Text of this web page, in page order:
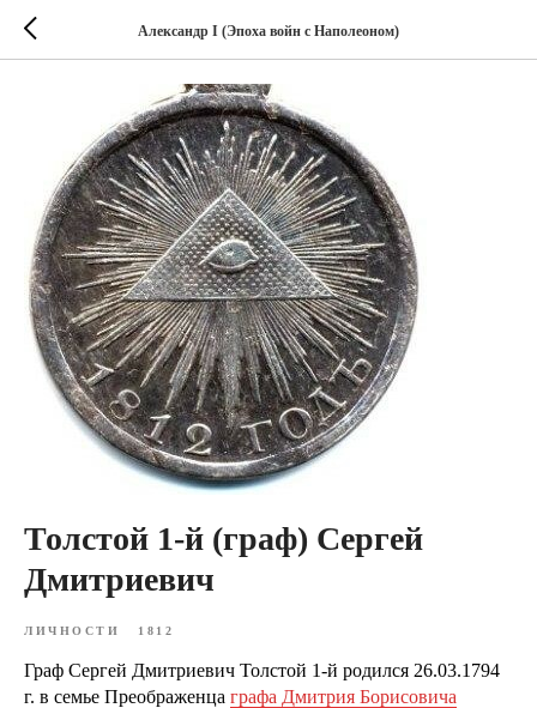
Александр I (Эпоха войн с Наполеоном)
Толстой 1-й (граф) Сергей
Дмитриевич
ЛИЧНОСТИ 1812
Граф Сергей Дмитриевич Толстой 1-й родился 26.03.1794
г. в семье Преображенца графа Дмитрия Борисовича